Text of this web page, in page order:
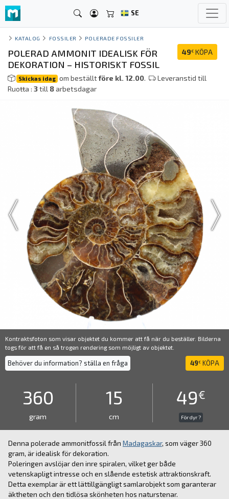
SE
KATALOG FOSSILER POLERADE FOSSILER
49€ KÖPA
POLERAD AMMONIT IDEALISK FÖR
DEKORATION – HISTORISKT FOSSIL
Skickas idag om beställtföre kl. 12.00.
Leveranstid till
Ruoŧŧa : 3till 8arbetsdagar
Kontraktsfoton som visar objektet du kommer att få när du beställer. Bilderna
togs för att få en så trogen rendering som möjligt av objektet.
Behöver du information? ställa en fråga 49€ KÖPA
360
gram
15
cm
49€
För dyr ?
Denna polerade ammonitfossil från Madagaskar, som väger 360
gram, är idealisk för dekoration.
Poleringen avslöjar den inre spiralen, vilket ger både
vetenskapligt intresse och en slående estetisk attraktionskraft.
Detta exemplar är ett lättillgängligt samlarobjekt som garanterar
äktheten och den tidlösa skönheten hos naturstenar.